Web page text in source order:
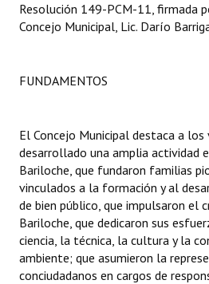
Digesto
Informes de Gestión
Proyectos Presentados
Dictámenes Asesoría Letrada
Actas de Sesión
Informes de Unidad Coordinadora
Resolución 149-PCM-11, firmada
Concejo Municipal, Lic. Darío
FUNDAMENTOS
El Concejo Municipal destaca a los
desarrollado una amplia actividad
Bariloche, que fundaron familias
vinculados a la formación y al
de bien público, que impulsaron el
Bariloche, que dedicaron sus
ciencia, la técnica, la cultura y la
ambiente; que asumieron la
conciudadanos en cargos de